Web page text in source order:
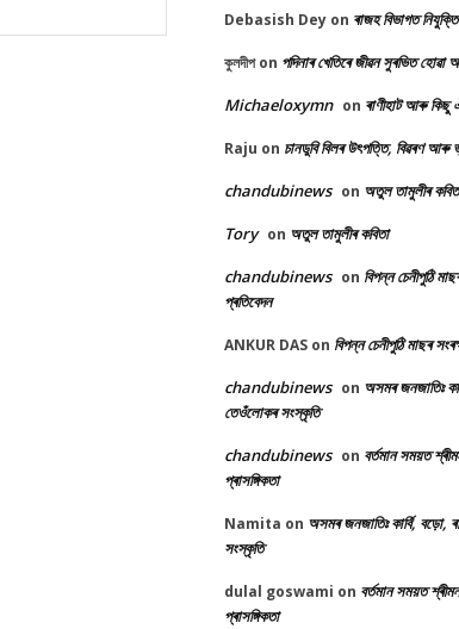
Debasish Dey on ৰাজহ বিভাগত নিযুক্তি
কুলদীপon পদিনাৰ খেতিৰে জীৱন সুৰভিত
Michaeloxymn on ৰাণীহাট আৰু কিছু
Raju on চানডুবি বিলৰ উৎপত্তি, বিৱৰণ
chandubinews on অতুল তামুলীৰ
Tory on অতুল তামুলীৰ কবিতা
chandubinews on বিপন্ন চেনীপুঠি
প্ৰতিবেদন
ANKUR DAS on বিপন্ন চেনীপুঠি মাছৰ
chandubinews on অসমৰ জনজাতিঃ
তেওঁলোকৰ সংস্কৃতি
chandubinews on বৰ্তমান সময়ত
প্ৰাসঙ্গিকতা
Namita on অসমৰ জনজাতিঃ কাৰ্বি,
সংস্কৃতি
dulal goswami on বৰ্তমান সময়ত
প্ৰাসঙ্গিকতা